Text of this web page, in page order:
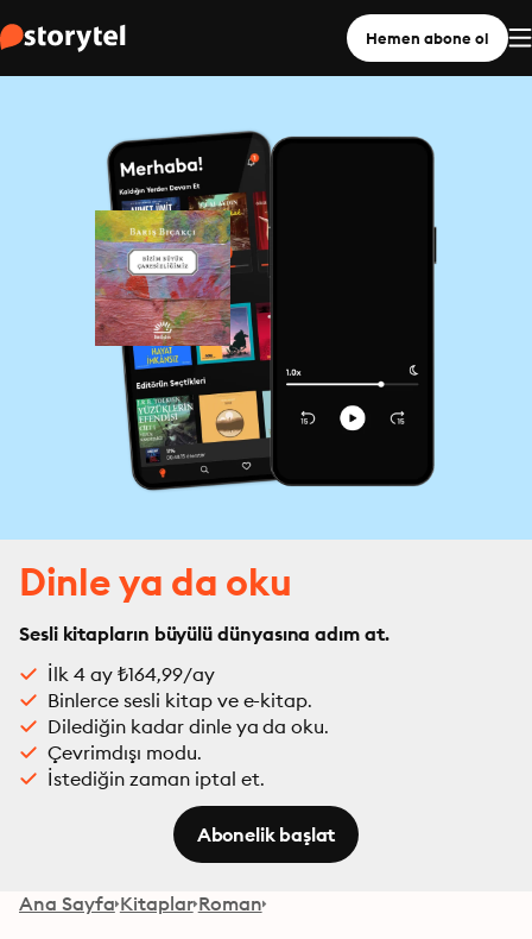
Hemen abone ol
Dinle ya da oku
Sesli kitapların büyülü dünyasına adım at.
İlk 4 ay ₺164,99/ay
Binlerce sesli kitap ve e-kitap.
Dilediğin kadar dinle ya da oku.
Çevrimdışı modu.
İstediğin zaman iptal et.
Abonelik başlat
Ana Sayfa Kitaplar Roman